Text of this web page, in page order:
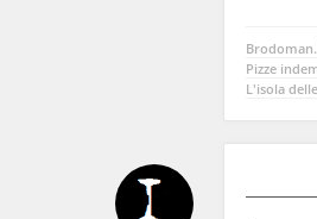
Pizze
L'isola